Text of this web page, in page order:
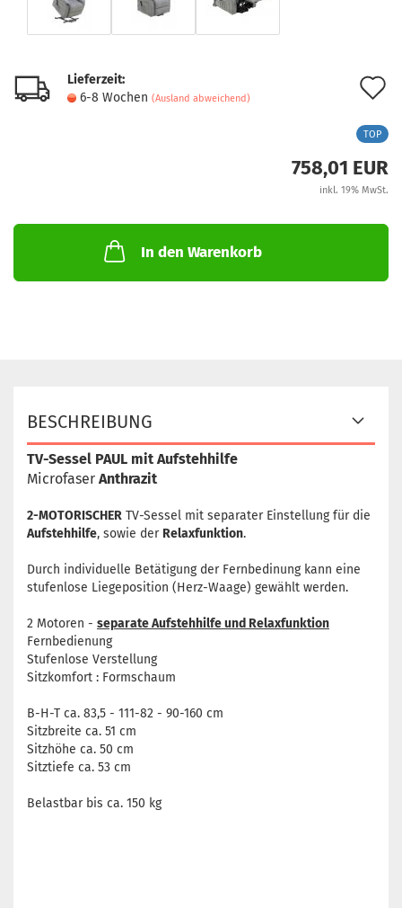
Lieferzeit:
6-8 Wochen (Ausland abweichend)
TOP
758,01 EUR
inkl. 19% MwSt.
In den Warenkorb
BESCHREIBUNG
TV-Sessel PAUL mit Aufstehhilfe
Microfaser Anthrazit
2-MOTORISCHER TV-Sessel mit separater Einstellung für die
Aufstehhilfe, sowie der Relaxfunktion.
Durch individuelle Betätigung der Fernbedinung kann eine
stufenlose Liegeposition (Herz-Waage) gewählt werden.
2 Motoren - separate Aufstehhilfe und Relaxfunktion
Fernbedienung
Stufenlose Verstellung
Sitzkomfort : Formschaum
B-H-T ca. 83,5 - 111-82 - 90-160 cm
Sitzbreite ca. 51 cm
Sitzhöhe ca. 50 cm
Sitztiefe ca. 53 cm
Belastbar bis ca. 150 kg